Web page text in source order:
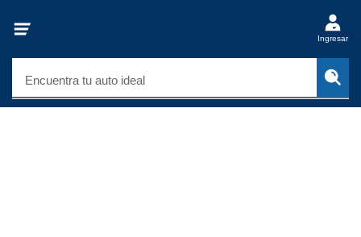
Ingresar
Encuentra tu auto ideal